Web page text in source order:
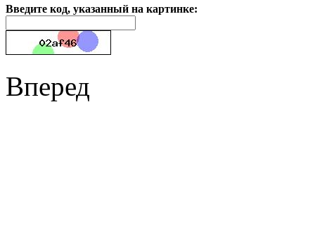
Введите код, указанный на картинке:
Вперед